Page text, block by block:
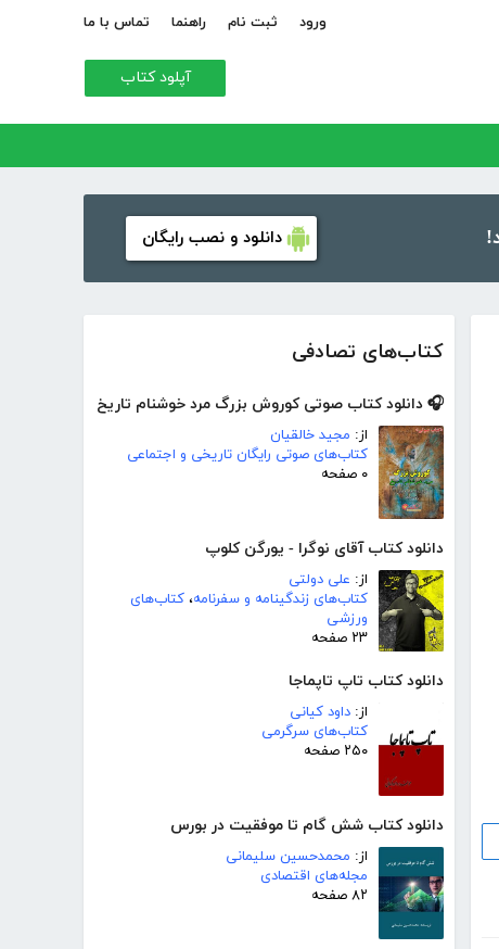
ورود ثبت نام راهنما تماس با ما
آپلود کتاب
دانلود و نصب رایگان
کتاب‌های تصادفی
🎧 دانلود کتاب صوتی کوروش بزرگ مرد خوشنام تاریخ
از: مجید خالقیان
کتاب‌های صوتی رایگان تاریخی و اجتماعی
۰ صفحه
دانلود کتاب آقای نوگرا - یورگن کلوپ
از: علی دولتی
کتاب‌های زندگینامه و سفرنامه، کتاب‌های
ورزشی
۲۳ صفحه
دانلود کتاب تاپ تاپماجا
از: داود کیانی
کتاب‌های سرگرمی
۲۵۰ صفحه
دانلود کتاب شش گام تا موفقیت در بورس
از: محمدحسین سلیمانی
مجله‌های اقتصادی
۸۲ صفحه